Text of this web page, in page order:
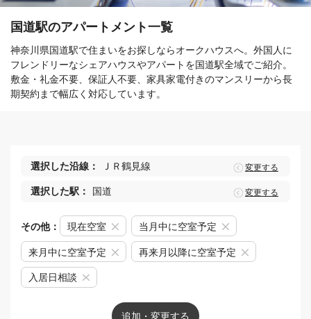
国道駅のアパートメント一覧
神奈川県国道駅で住まいをお探しならオークハウスへ。外国人に
フレンドリーなシェアハウスやアパートを国道駅全域でご紹介。
敷金・礼金不要、保証人不要、家具家電付きのマンスリーから長
期契約まで幅広く対応しています。
選択した沿線： ＪＲ鶴見線 変更する
選択した駅： 国道 変更する
その他： 現在空室 当月中に空室予定
来月中に空室予定 再来月以降に空室予定
入居日相談
追加・変更する